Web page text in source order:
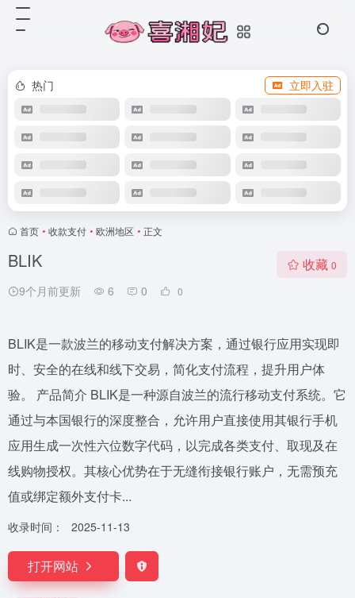
热门 立即入驻
首页 • 收款支付 • 欧洲地区 • 正文
BLIK
9个月前更新 6 0 0
收藏 0
BLIK是一款波兰的移动支付解决方案，通过银行应用实现即
时、安全的在线和线下交易，简化支付流程，提升用户体
验。 产品简介 BLIK是一种源自波兰的流行移动支付系统。它
通过与本国银行的深度整合，允许用户直接使用其银行手机
应用生成一次性六位数字代码，以完成各类支付、取现及在
线购物授权。其核心优势在于无缝衔接银行账户，无需预充
值或绑定额外支付卡...
收录时间： 2025-11-13
打开网站